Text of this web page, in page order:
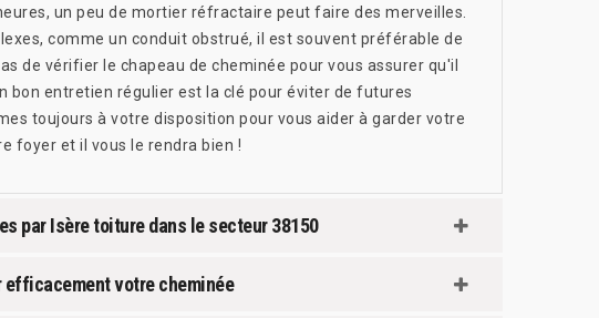
un peu de mortier réfractaire peut faire des merveilles.
comme un conduit obstrué, il est souvent préférable de
de vérifier le chapeau de cheminée pour vous assurer qu'il
bon entretien régulier est la clé pour éviter de futures
toujours à votre disposition pour vous aider à garder votre
foyer et il vous le rendra bien !
par Isère toiture dans le secteur 38150
efficacement votre cheminée